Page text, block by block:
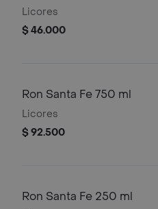
Licores
$ 46.000
Ron Santa Fe 750 ml
Licores
$ 92.500
Ron Santa Fe 250 ml